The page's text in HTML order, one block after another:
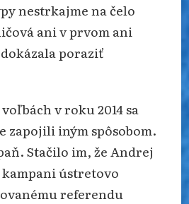
nestrkajme na čelo
ani v prvom ani
poraziť
v roku 2014 sa
zapojili iným spôsobom.
Stačilo im, že Andrej
kampani ústretovo
referendu